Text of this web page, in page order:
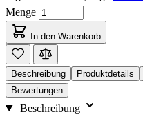
Menge
In den Warenkorb
Beschreibung Produktdetails
Bewertungen
Beschreibung